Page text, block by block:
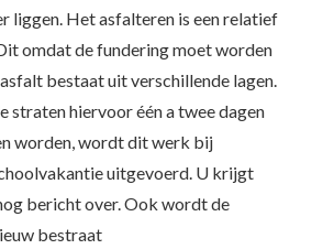
liggen. Het asfalteren is een relatief
omdat de fundering moet worden
bestaat uit verschillende lagen.
straten hiervoor één a twee dagen
worden, wordt dit werk bij
uitgevoerd. U krijgt
bericht over. Ook wordt de
bestraat